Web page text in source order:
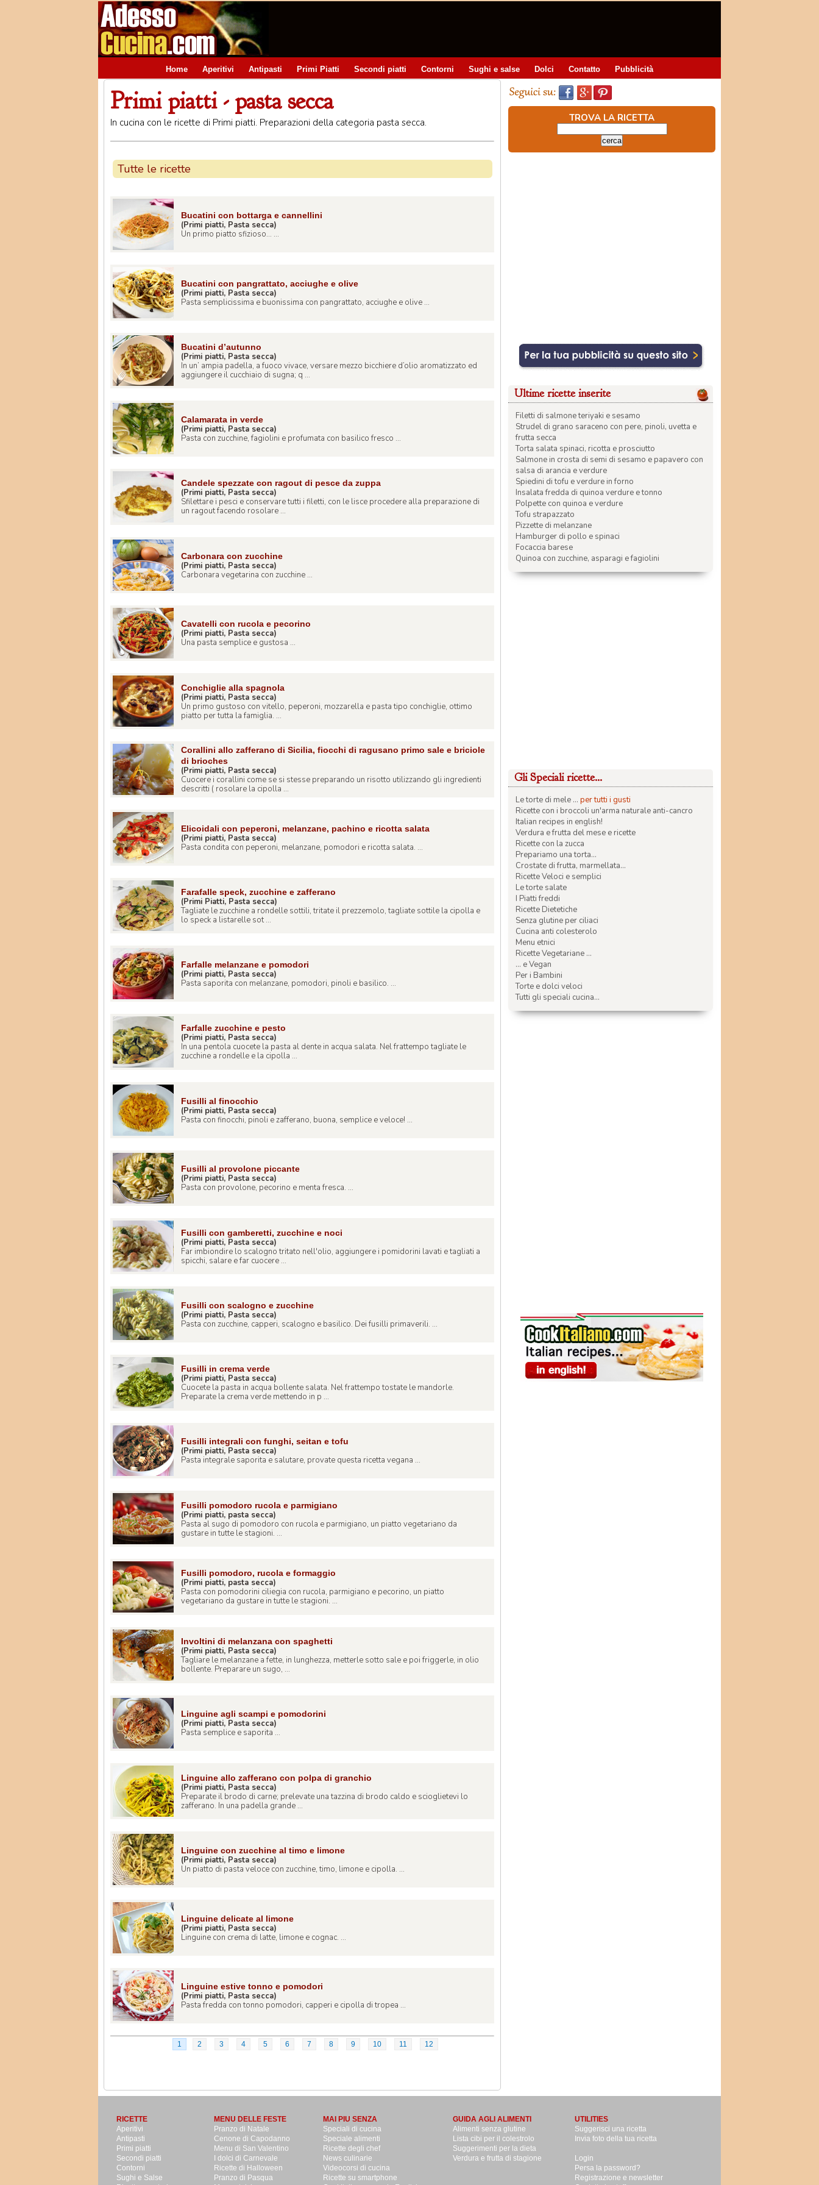
Home Aperitivi Antipasti Primi Piatti Secondi piatti Contorni Sughi e salse Dolci Contatto Pubblicità
Primi piatti - pasta secca
In cucina con le ricette di Primi piatti. Preparazioni della categoria pasta secca.
Tutte le ricette
Bucatini con bottarga e cannellini
(Primi piatti, Pasta secca)
Un primo piatto sfizioso... ...
Bucatini con pangrattato, acciughe e olive
(Primi piatti, Pasta secca)
Pasta semplicissima e buonissima con pangrattato, acciughe e olive ...
Bucatini d’autunno
(Primi piatti, Pasta secca)
In un’ ampia padella, a fuoco vivace, versare mezzo bicchiere d’olio aromatizzato ed
aggiungere il cucchiaio di sugna; q ...
Calamarata in verde
(Primi piatti, Pasta secca)
Pasta con zucchine, fagiolini e profumata con basilico fresco ...
Candele spezzate con ragout di pesce da zuppa
(Primi piatti, Pasta secca)
Sfilettare i pesci e conservare tutti i filetti, con le lisce procedere alla preparazione di
un ragout facendo rosolare ...
Carbonara con zucchine
(Primi piatti, Pasta secca)
Carbonara vegetarina con zucchine ...
Cavatelli con rucola e pecorino
(Primi piatti, Pasta secca)
Una pasta semplice e gustosa ...
Conchiglie alla spagnola
(Primi piatti, Pasta secca)
Un primo gustoso con vitello, peperoni, mozzarella e pasta tipo conchiglie, ottimo
piatto per tutta la famiglia. ...
Corallini allo zafferano di Sicilia, fiocchi di ragusano primo sale e briciole
di brioches
(Primi piatti, Pasta secca)
Cuocere i corallini come se si stesse preparando un risotto utilizzando gli ingredienti
descritti ( rosolare la cipolla ...
Elicoidali con peperoni, melanzane, pachino e ricotta salata
(Primi piatti, Pasta secca)
Pasta condita con peperoni, melanzane, pomodori e ricotta salata. ...
Farafalle speck, zucchine e zafferano
(Primi Piatti, Pasta secca)
Tagliate le zucchine a rondelle sottili, tritate il prezzemolo, tagliate sottile la cipolla e
lo speck a listarelle sot ...
Farfalle melanzane e pomodori
(Primi piatti, Pasta secca)
Pasta saporita con melanzane, pomodori, pinoli e basilico. ...
Farfalle zucchine e pesto
(Primi piatti, Pasta secca)
In una pentola cuocete la pasta al dente in acqua salata. Nel frattempo tagliate le
zucchine a rondelle e la cipolla ...
Fusilli al finocchio
(Primi piatti, Pasta secca)
Pasta con finocchi, pinoli e zafferano, buona, semplice e veloce! ...
Fusilli al provolone piccante
(Primi piatti, Pasta secca)
Pasta con provolone, pecorino e menta fresca. ...
Fusilli con gamberetti, zucchine e noci
(Primi piatti, Pasta secca)
Far imbiondire lo scalogno tritato nell'olio, aggiungere i pomidorini lavati e tagliati a
spicchi, salare e far cuocere ...
Fusilli con scalogno e zucchine
(Primi piatti, Pasta secca)
Pasta con zucchine, capperi, scalogno e basilico. Dei fusilli primaverili. ...
Fusilli in crema verde
(Primi piatti, Pasta secca)
Cuocete la pasta in acqua bollente salata. Nel frattempo tostate le mandorle.
Preparate la crema verde mettendo in p ...
Fusilli integrali con funghi, seitan e tofu
(Primi piatti, Pasta secca)
Pasta integrale saporita e salutare, provate questa ricetta vegana ...
Fusilli pomodoro rucola e parmigiano
(Primi piatti, pasta secca)
Pasta al sugo di pomodoro con rucola e parmigiano, un piatto vegetariano da
gustare in tutte le stagioni. ...
Fusilli pomodoro, rucola e formaggio
(Primi piatti, pasta secca)
Pasta con pomodorini ciliegia con rucola, parmigiano e pecorino, un piatto
vegetariano da gustare in tutte le stagioni. ...
Involtini di melanzana con spaghetti
(Primi piatti, Pasta secca)
Tagliare le melanzane a fette, in lunghezza, metterle sotto sale e poi friggerle, in olio
bollente. Preparare un sugo, ...
Linguine agli scampi e pomodorini
(Primi piatti, Pasta secca)
Pasta semplice e saporita ...
Linguine allo zafferano con polpa di granchio
(Primi piatti, Pasta secca)
Preparate il brodo di carne; prelevate una tazzina di brodo caldo e scioglietevi lo
zafferano. In una padella grande ...
Linguine con zucchine al timo e limone
(Primi piatti, Pasta secca)
Un piatto di pasta veloce con zucchine, timo, limone e cipolla. ...
Linguine delicate al limone
(Primi piatti, Pasta secca)
Linguine con crema di latte, limone e cognac. ...
Linguine estive tonno e pomodori
(Primi piatti, Pasta secca)
Pasta fredda con tonno pomodori, capperi e cipolla di tropea ...
1 2 3 4 5 6 7 8 9 10 11 12
TROVA LA RICETTA
Ultime ricette inserite
Filetti di salmone teriyaki e sesamo
Strudel di grano saraceno con pere, pinoli, uvetta e
frutta secca
Torta salata spinaci, ricotta e prosciutto
Salmone in crosta di semi di sesamo e papavero con
salsa di arancia e verdure
Spiedini di tofu e verdure in forno
Insalata fredda di quinoa verdure e tonno
Polpette con quinoa e verdure
Tofu strapazzato
Pizzette di melanzane
Hamburger di pollo e spinaci
Focaccia barese
Quinoa con zucchine, asparagi e fagiolini
Gli Speciali ricette...
Le torte di mele ... per tutti i gusti
Ricette con i broccoli un'arma naturale anti-cancro
Italian recipes in english!
Verdura e frutta del mese e ricette
Ricette con la zucca
Prepariamo una torta...
Crostate di frutta, marmellata...
Ricette Veloci e semplici
Le torte salate
I Piatti freddi
Ricette Dietetiche
Senza glutine per ciliaci
Cucina anti colesterolo
Menu etnici
Ricette Vegetariane ...
... e Vegan
Per i Bambini
Torte e dolci veloci
Tutti gli speciali cucina...
RICETTE
Aperitivi
Antipasti
Primi piatti
Secondi piatti
Contorni
Sughi e Salse
MENU DELLE FESTE
Pranzo di Natale
Cenone di Capodanno
Menu di San Valentino
I dolci di Carnevale
Ricette di Halloween
Pranzo di Pasqua
MAI PIU SENZA
Speciali di cucina
Speciale alimenti
Ricette degli chef
News culinarie
Videocorsi di cucina
Ricette su smartphone
GUIDA AGLI ALIMENTI
Alimenti senza glutine
Lista cibi per il colestrolo
Suggerimenti per la dieta
Verdura e frutta di stagione
UTILITIES
Suggerisci una ricetta
Invia foto della tua ricetta
Login
Persa la password?
Registrazione e newsletter